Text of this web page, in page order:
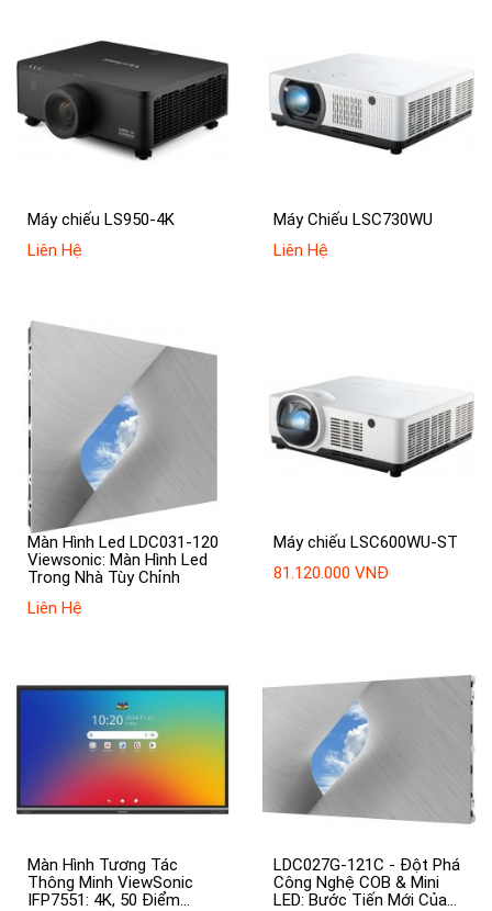
Máy chiếu LS950-4K
Liên Hệ
Máy Chiếu LSC730WU
Liên Hệ
Màn Hình Led LDC031-120
Viewsonic: Màn Hình Led
Trong Nhà Tùy Chỉnh
Liên Hệ
Máy chiếu LSC600WU-ST
81.120.000 VNĐ
Màn Hình Tương Tác
Thông Minh ViewSonic
IFP7551: 4K, 50 Điểm
LDC027G-121C - Đột Phá
Công Nghệ COB & Mini
LED: Bước Tiến Mới Của